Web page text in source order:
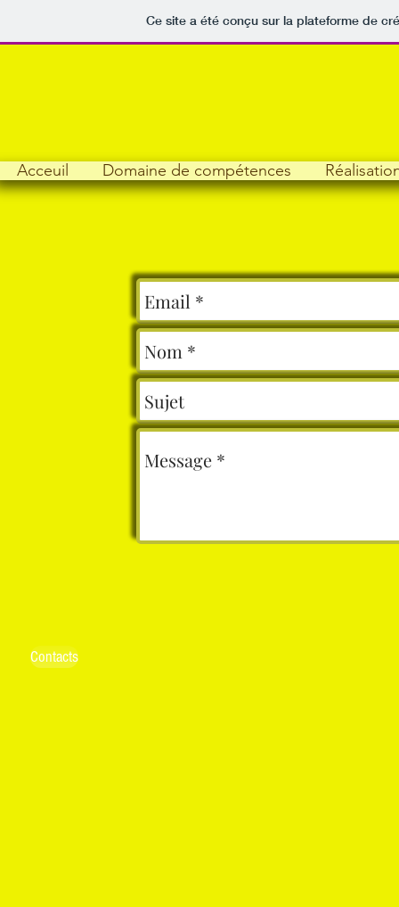
Ce site a été conçu sur la plateforme de
Acceuil Domaine de compétences
Contacts